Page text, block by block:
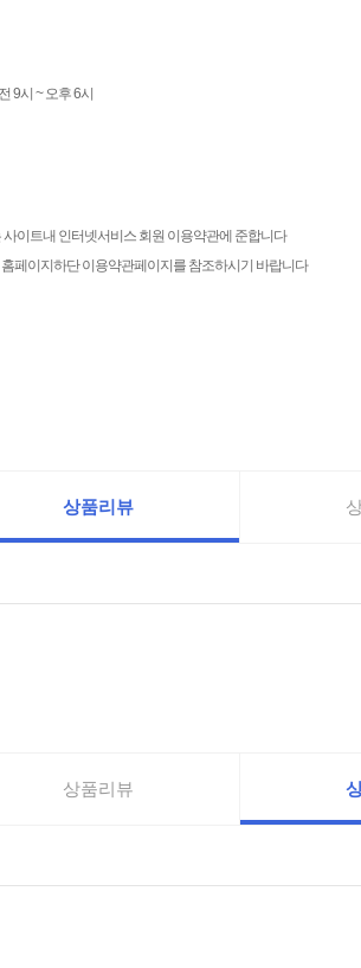
9시 ~ 오후 6시
이트내 인터넷서비스 회원 이용약관에 준합니다
페이지하단 이용약관페이지를 참조하시기 바랍니다
상품리뷰
상품리뷰